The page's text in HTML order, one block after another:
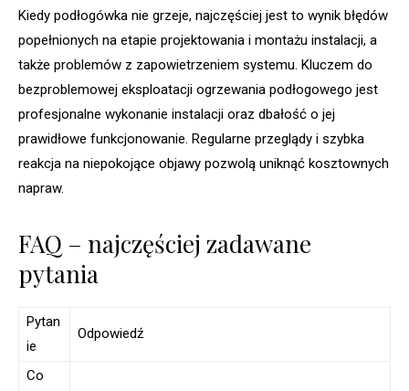
Kiedy podłogówka nie grzeje, najczęściej jest to wynik błędów
popełnionych na etapie projektowania i montażu instalacji, a
także problemów z zapowietrzeniem systemu. Kluczem do
bezproblemowej eksploatacji ogrzewania podłogowego jest
profesjonalne wykonanie instalacji oraz dbałość o jej
prawidłowe funkcjonowanie. Regularne przeglądy i szybka
reakcja na niepokojące objawy pozwolą uniknąć kosztownych
napraw.
FAQ – najczęściej zadawane
pytania
Pytan
ie
Odpowiedź
Co